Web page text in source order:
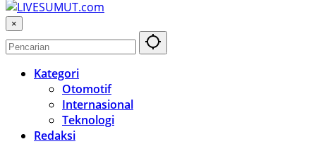
×
Kategori
Otomotif
Internasional
Teknologi
Redaksi